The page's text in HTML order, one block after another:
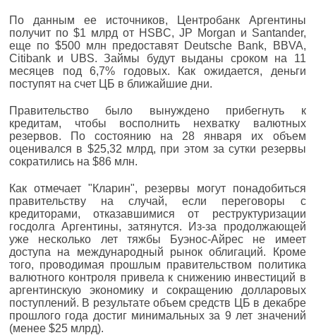
По данным ее источников, Центробанк Аргентины
получит по $1 млрд от HSBC, JP Morgan и Santander,
еще по $500 млн предоставят Deutsche Bank, BBVA,
Citibank и UBS. Займы будут выданы сроком на 11
месяцев под 6,7% годовых. Как ожидается, деньги
поступят на счет ЦБ в ближайшие дни.
Правительство было вынуждено прибегнуть к
кредитам, чтобы восполнить нехватку валютных
резервов. По состоянию на 28 января их объем
оценивался в $25,32 млрд, при этом за сутки резервы
сократились на $86 млн.
Как отмечает "Кларин", резервы могут понадобиться
правительству на случай, если переговоры с
кредиторами, отказавшимися от реструктуризации
госдолга Аргентины, затянутся. Из-за продолжающей
уже несколько лет тяжбы Буэнос-Айрес не имеет
доступа на международный рынок облигаций. Кроме
того, проводимая прошлым правительством политика
валютного контроля привела к снижению инвестиций в
аргентинскую экономику и сокращению долларовых
поступлений. В результате объем средств ЦБ в декабре
прошлого года достиг минимальных за 9 лет значений
(менее $25 млрд).